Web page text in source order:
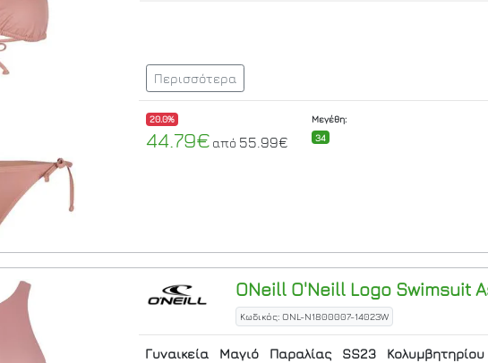
Περισσότερα
20.0%
44.79€ από 55.99€
Μεγέθη:
34
ONeill O'Neill Logo Swimsuit
Κωδικός: ONL-N1800007-14023W
Γυναικεία Μαγιό Παραλίας SS23 Κολυμβητηρίου